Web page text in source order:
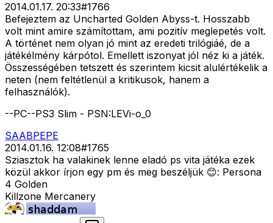
2014.01.17. 20:33#1766
Befejeztem az Uncharted Golden Abyss-t. Hosszabb
volt mint amire számítottam, ami pozitív meglepetés volt.
A történet nem olyan jó mint az eredeti trilógiáé, de a
játékélmény kárpótol. Emellett iszonyat jól néz ki a játék.
Összességében tetszett és szerintem kicsit alulértékelik a
neten (nem feltétlenül a kritikusok, hanem a
felhasználók).
--PC--PS3 Slim - PSN:LEVi-o_0
SAABPEPE
2014.01.16. 12:08#1765
Sziasztok ha valakinek lenne eladó ps vita játéka ezek
közül akkor írjon egy pm és meg beszéljük 😊: Persona
4 Golden
Killzone Mercanery